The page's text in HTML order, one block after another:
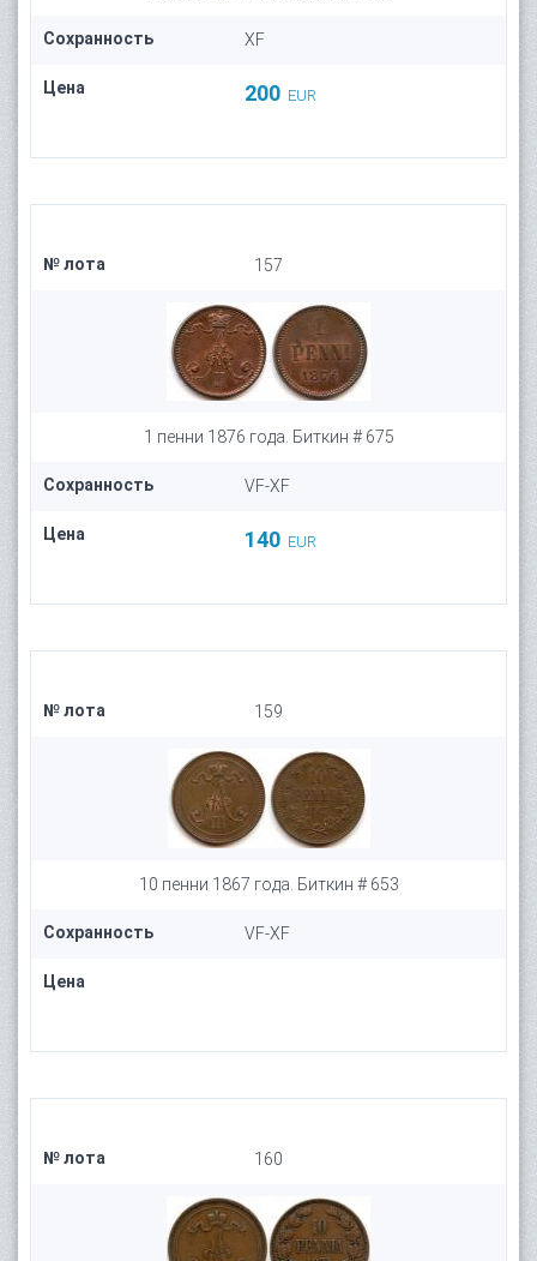
Сохранность XF
Цена 200 EUR
№ лота 157
1 пенни 1876 года. Биткин # 675
Сохранность VF-XF
Цена 140 EUR
№ лота 159
10 пенни 1867 года. Биткин # 653
Сохранность VF-XF
Цена
№ лота 160